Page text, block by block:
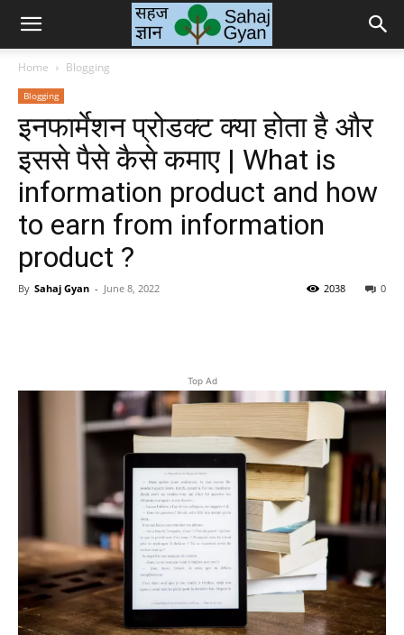
Sahaj
Gyan
सहज
हिन्दी
Home Blogging
Blogging
इनफार्मेशन प्रोडक्ट क्या होता है और
इससे पैसे कैसे कमाए | What is
information product and how
to earn from information
product ?
By Sahaj Gyan - June 8, 2022 0
2038
Top Ad